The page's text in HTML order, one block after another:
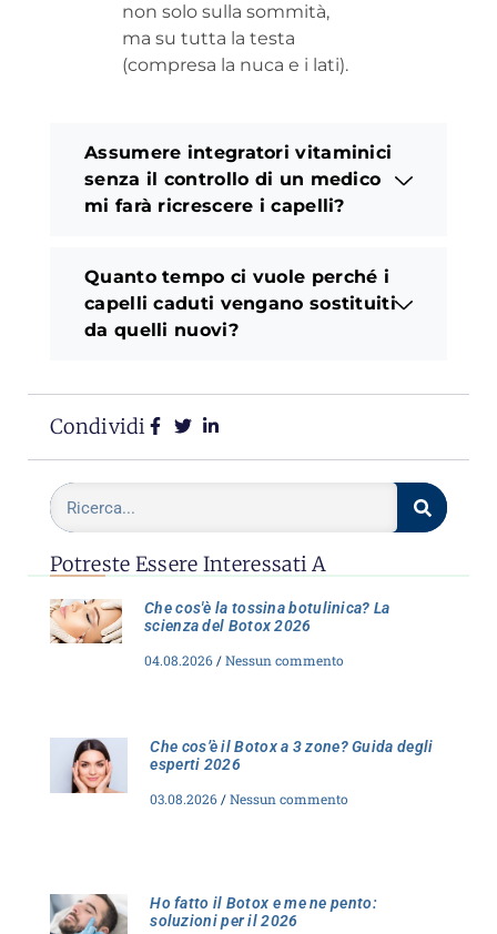
non solo sulla sommità,
ma su tutta la testa
(compresa la nuca e i lati).
Assumere integratori vitaminici
senza il controllo di un medico
mi farà ricrescere i capelli?
Quanto tempo ci vuole perché i
capelli caduti vengano sostituiti
da quelli nuovi?
Condividi
Potreste Essere Interessati A
Che cos'è la tossina botulinica? La
scienza del Botox 2026
04.08.2026 Nessun commento
Che cos’è il Botox a 3 zone? Guida degli
esperti 2026
03.08.2026 Nessun commento
Ho fatto il Botox e me ne pento:
soluzioni per il 2026